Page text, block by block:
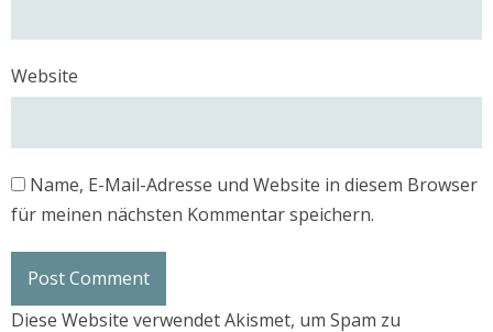
Website
Name, E-Mail-Adresse und Website in diesem Browser
für meinen nächsten Kommentar speichern.
Diese Website verwendet Akismet, um Spam zu